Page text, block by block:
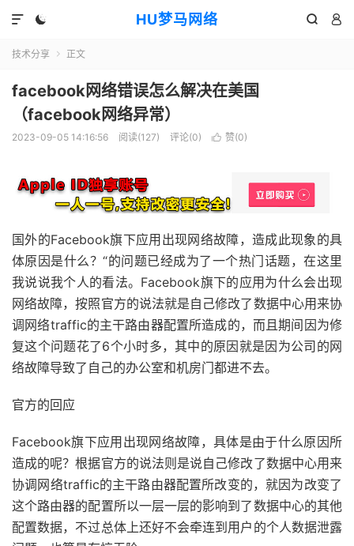
HU梦马网络
  

技术分享  正文
facebook网络错误怎么解决在美国
（facebook网络异常）
2023-09-05 14:16:56 阅读(127) 评论(0)  赞(0)
国外的Facebook旗下应用出现网络故障，造成此现象的具
体原因是什么？“的问题已经成为了一个热门话题，在这里
我说说我个人的看法。Facebook旗下的应用为什么会出现
网络故障，按照官方的说法就是自己修改了数据中心用来协
调网络traffic的主干路由器配置所造成的，而且期间因为修
复这个问题花了6个小时多，其中的原因就是因为公司的网
络故障导致了自己的办公室和机房门都进不去。
官方的回应
Facebook旗下应用出现网络故障，具体是由于什么原因所
造成的呢？根据官方的说法则是说自己修改了数据中心用来
协调网络traffic的主干路由器配置所改变的，就因为改变了
这个路由器的配置所以一层一层的影响到了数据中心的其他
配置数据，不过总体上还好不会牵连到用户的个人数据泄露